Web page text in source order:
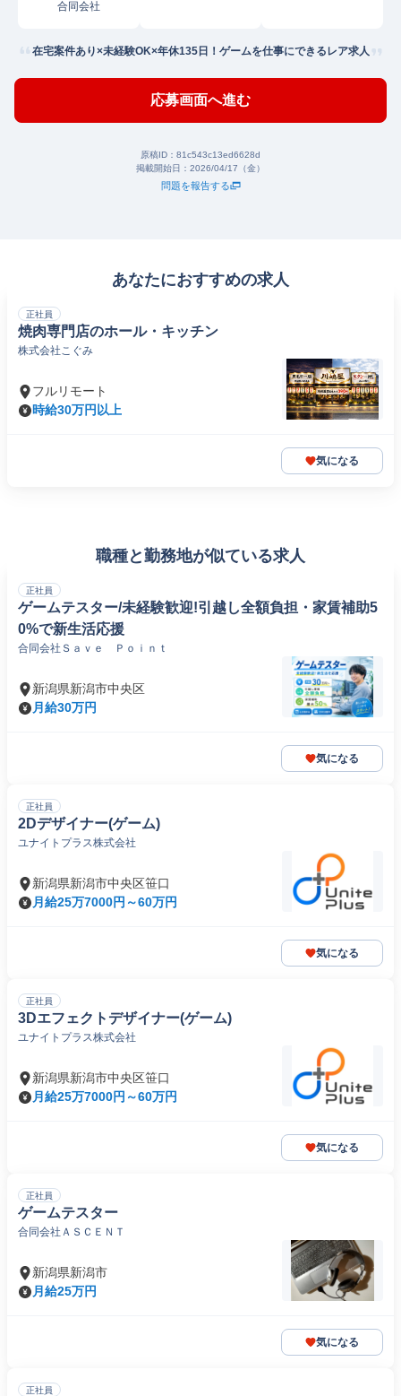
合同会社
在宅案件あり×未経験OK×年休135日！ゲームを仕事にできるレア求人
応募画面へ進む
原稿ID： 81c543c13ed6628d
掲載開始日： 2026/04/17（金）
問題を報告する
あなたにおすすめの求人
正社員
焼肉専門店のホール・キッチン
株式会社こぐみ
フルリモート
時給30万円以上
気になる
職種と勤務地が似ている求人
正社員
ゲームテスター/未経験歓迎!引越し全額負担・家賃補助5
0%で新生活応援
合同会社Ｓａｖｅ Ｐｏｉｎｔ
新潟県新潟市中央区
月給30万円
気になる
正社員
2Dデザイナー(ゲーム)
ユナイトプラス株式会社
新潟県新潟市中央区笹口
月給25万7000円～60万円
気になる
正社員
3Dエフェクトデザイナー(ゲーム)
ユナイトプラス株式会社
新潟県新潟市中央区笹口
月給25万7000円～60万円
気になる
正社員
ゲームテスター
合同会社ＡＳＣＥＮＴ
新潟県新潟市
月給25万円
気になる
正社員